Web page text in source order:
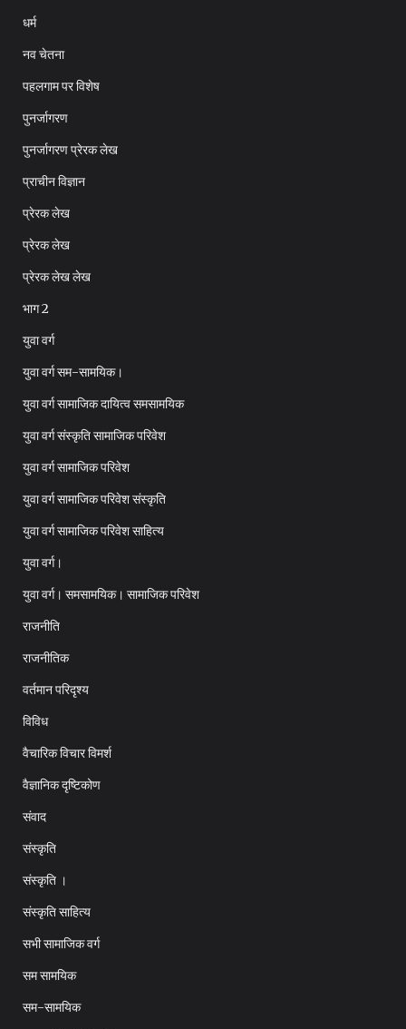
धर्म
नव चेतना
पहलगाम पर विशेष
पुनर्जागरण
पुनर्जागरण प्रेरक लेख
प्राचीन विज्ञान
प्रेरक लेख
प्रेरक लेख
प्रेरक लेख लेख
भाग 2
युवा वर्ग
युवा वर्ग सम-सामयिक।
युवा वर्ग सामाजिक दायित्व समसामयिक
युवा वर्ग संस्कृति सामाजिक परिवेश
युवा वर्ग सामाजिक परिवेश
युवा वर्ग सामाजिक परिवेश संस्कृति
युवा वर्ग सामाजिक परिवेश साहित्य
युवा वर्ग।
युवा वर्ग। समसामयिक। सामाजिक परिवेश
राजनीति
राजनीतिक
वर्तमान परिदृश्य
विविध
वैचारिक विचार विमर्श
वैज्ञानिक दृष्टिकोण
संवाद
संस्कृति
संस्कृति ।
संस्कृति साहित्य
सभी सामाजिक वर्ग
सम सामयिक
सम-सामयिक